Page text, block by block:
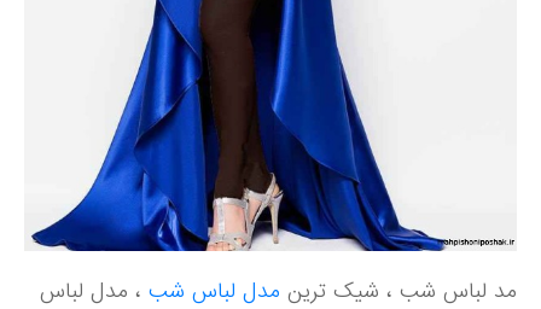
مد لباس شب ، شیک ترین مدل لباس شب ، مدل لباس